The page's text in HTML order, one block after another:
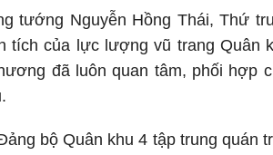
tướng Nguyễn Hồng Thái, Thứ
tích của lực lượng vũ trang Quân
đã luôn quan tâm, phối hợp
bộ Quân khu 4 tập trung quán